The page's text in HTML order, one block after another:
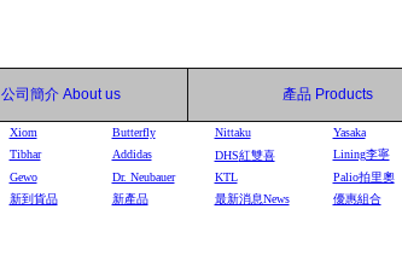
公司簡介 About us 產品 Products
Xiom Butterfly Nittaku Yasaka
Tibhar Addidas DHS紅雙喜 Lining李寧
Gewo Dr. Neubauer KTL Palio拍里奧
新到貨品 新產品 最新消息News 優惠組合